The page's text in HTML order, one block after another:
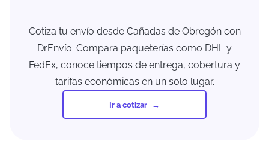
Cotiza tu envío desde Cañadas de Obregón con
DrEnvío. Compara paqueterías como DHL y
FedEx, conoce tiempos de entrega, cobertura y
tarifas económicas en un solo lugar.
Ir a cotizar